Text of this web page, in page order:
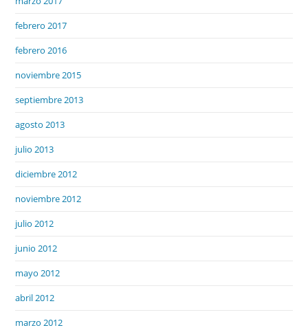
febrero 2017
febrero 2016
noviembre 2015
septiembre 2013
agosto 2013
julio 2013
diciembre 2012
noviembre 2012
julio 2012
junio 2012
mayo 2012
abril 2012
marzo 2012